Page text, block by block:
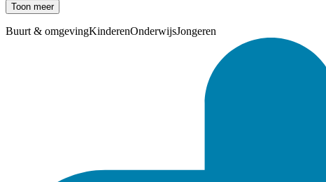
Toon meer
Buurt & omgevingKinderenOnderwijsJongeren